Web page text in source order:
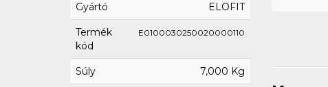
Gyártó ELOFIT
Termék
kód
E0100030250020000110
Súly 7,000 Kg